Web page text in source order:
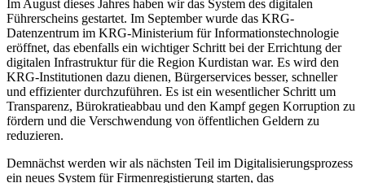
Im August dieses Jahres haben wir das System des digitalen
Führerscheins gestartet. Im September wurde das KRG-
Datenzentrum im KRG-Ministerium für Informationstechnologie
eröffnet, das ebenfalls ein wichtiger Schritt bei der Errichtung der
digitalen Infrastruktur für die Region Kurdistan war. Es wird den
KRG-Institutionen dazu dienen, Bürgerservices besser, schneller
und effizienter durchzuführen. Es ist ein wesentlicher Schritt um
Transparenz, Bürokratieabbau und den Kampf gegen Korruption zu
fördern und die Verschwendung von öffentlichen Geldern zu
reduzieren.
Demnächst werden wir als nächsten Teil im Digitalisierungsprozess
ein neues System für Firmenregistierung starten, das